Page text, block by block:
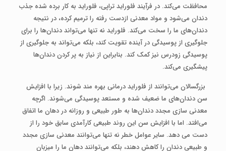
محافظت می‌کند. در فرآیند فلوراید تراپی، فلوراید به کار برده شده جذب
دندان می‌شود و مواد معدنی ازدست ‌رفته را ترمیم کرده، در نتیجه
دندان‌های ما را سخت می‌کند. فلوراید نه ‌تنها می‌تواند دندان‌ها را برای
جلوگیری از پوسیدگی در آینده تقویت کند، بلکه می‌تواند به جلوگیری از
پوسیدگی زودرس نیز کمک کند. بنابراین از نیاز به پر کردن دندان‌ها
پیشگیری می‌کند.
بزرگسالان می‌توانند از فلوراید درمانی بهره‌ مند شوند. زیرا با افزایش
سن دندان‌های ما ضعیف شده و مستعد پوسیدگی می‌شوند. اگرچه
معدنی سازی مجدد دندان‌ها به ‌طور طبیعی و روزانه در دهان ما اتفاق
می‌افتد. اما با افزایش سن این روند طبیعی کارآمدی سابق خود را از
دست می دهد. سایر عوامل خطر نه‌ تنها می‌توانند معدنی سازی مجدد
و طبیعی دندان را کاهش دهند، بلکه می‌توانند دهان ما را میزبان